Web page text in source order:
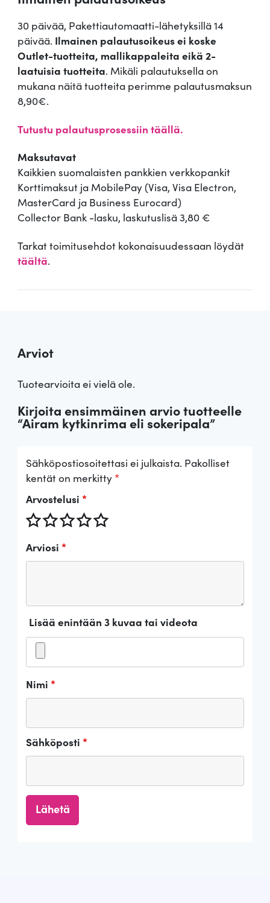
30 päivää, Pakettiautomaatti-lähetyksillä 14
päivää. Ilmainen palautusoikeus ei koske
Outlet-tuotteita, mallikappaleita eikä 2-
laatuisia tuotteita. Mikäli palautuksella on
mukana näitä tuotteita perimme palautusmaksun
8,90€.
Tutustu palautusprosessiin täällä.
Maksutavat
Kaikkien suomalaisten pankkien verkkopankit
Korttimaksut ja MobilePay (Visa, Visa Electron,
MasterCard ja Business Eurocard)
Collector Bank -lasku, laskutuslisä 3,80 €
Tarkat toimitusehdot kokonaisuudessaan löydät
täältä.
Arviot
Tuotearvioita ei vielä ole.
Kirjoita ensimmäinen arvio tuotteelle
“Airam kytkinrima eli sokeripala”
Sähköpostiosoitettasi ei julkaista. Pakolliset
kentät on merkitty *
Arvostelusi *
Arviosi *
Lisää enintään 3 kuvaa tai videota
Nimi *
Sähköposti *